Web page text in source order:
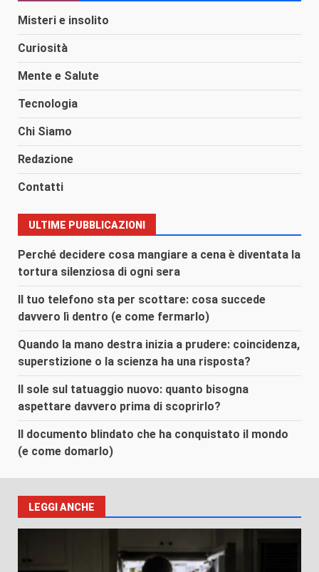
Misteri e insolito
Curiosità
Mente e Salute
Tecnologia
Chi Siamo
Redazione
Contatti
ULTIME PUBBLICAZIONI
Perché decidere cosa mangiare a cena è diventata la
tortura silenziosa di ogni sera
Il tuo telefono sta per scottare: cosa succede
davvero lì dentro (e come fermarlo)
Quando la mano destra inizia a prudere: coincidenza,
superstizione o la scienza ha una risposta?
Il sole sul tatuaggio nuovo: quanto bisogna
aspettare davvero prima di scoprirlo?
Il documento blindato che ha conquistato il mondo
(e come domarlo)
LEGGI ANCHE